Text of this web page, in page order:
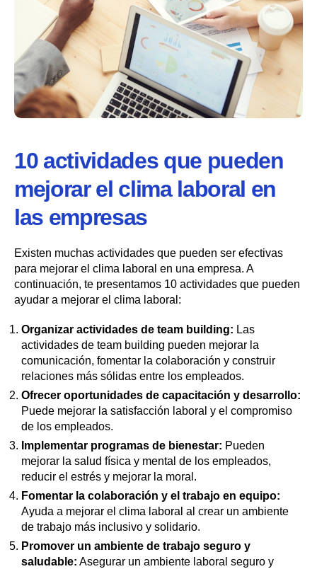
10 actividades que pueden
mejorar el clima laboral en
las empresas
Existen muchas actividades que pueden ser efectivas
para mejorar el clima laboral en una empresa. A
continuación, te presentamos 10 actividades que pueden
ayudar a mejorar el clima laboral:
Organizar actividades de team building: Las
actividades de team building pueden mejorar la
comunicación, fomentar la colaboración y construir
relaciones más sólidas entre los empleados.
Ofrecer oportunidades de capacitación y desarrollo:
Puede mejorar la satisfacción laboral y el compromiso
de los empleados.
Implementar programas de bienestar: Pueden
mejorar la salud física y mental de los empleados,
reducir el estrés y mejorar la moral.
Fomentar la colaboración y el trabajo en equipo:
Ayuda a mejorar el clima laboral al crear un ambiente
de trabajo más inclusivo y solidario.
Promover un ambiente de trabajo seguro y
saludable: Asegurar un ambiente laboral seguro y